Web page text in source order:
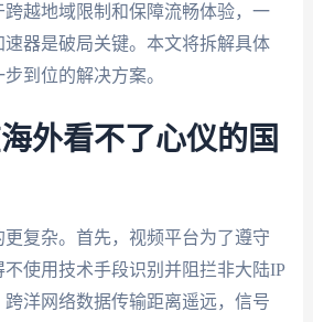
越地域限制和保障流畅体验，一
器是破局关键。本文将拆解具体
到位的解决方案。
外看不了心仪的国
复杂。首先，视频平台为了遵守
不使用技术手段识别并阻拦非大陆IP
洋网络数据传输距离遥远，信号